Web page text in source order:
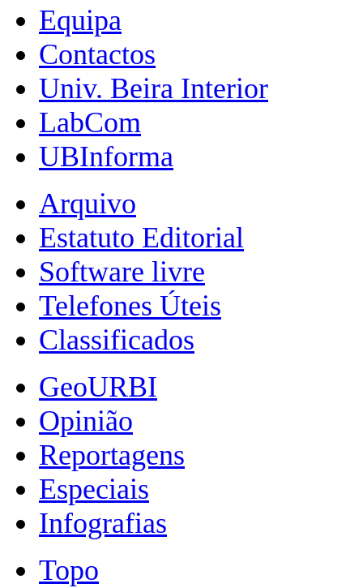
Equipa
Contactos
Univ. Beira Interior
LabCom
UBInforma
Arquivo
Estatuto Editorial
Software livre
Telefones Úteis
Classificados
GeoURBI
Opinião
Reportagens
Especiais
Infografias
Topo